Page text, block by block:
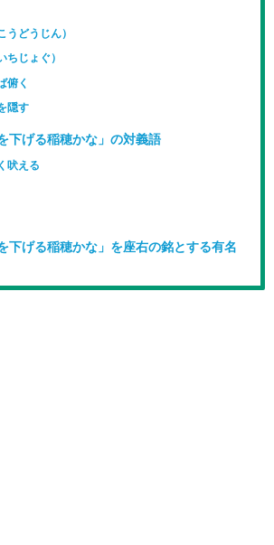
うどうじん）
ちじょぐ）
俯く
隠す
下げる稲穂かな」の対義語
吠える
下げる稲穂かな」を座右の銘とする有名